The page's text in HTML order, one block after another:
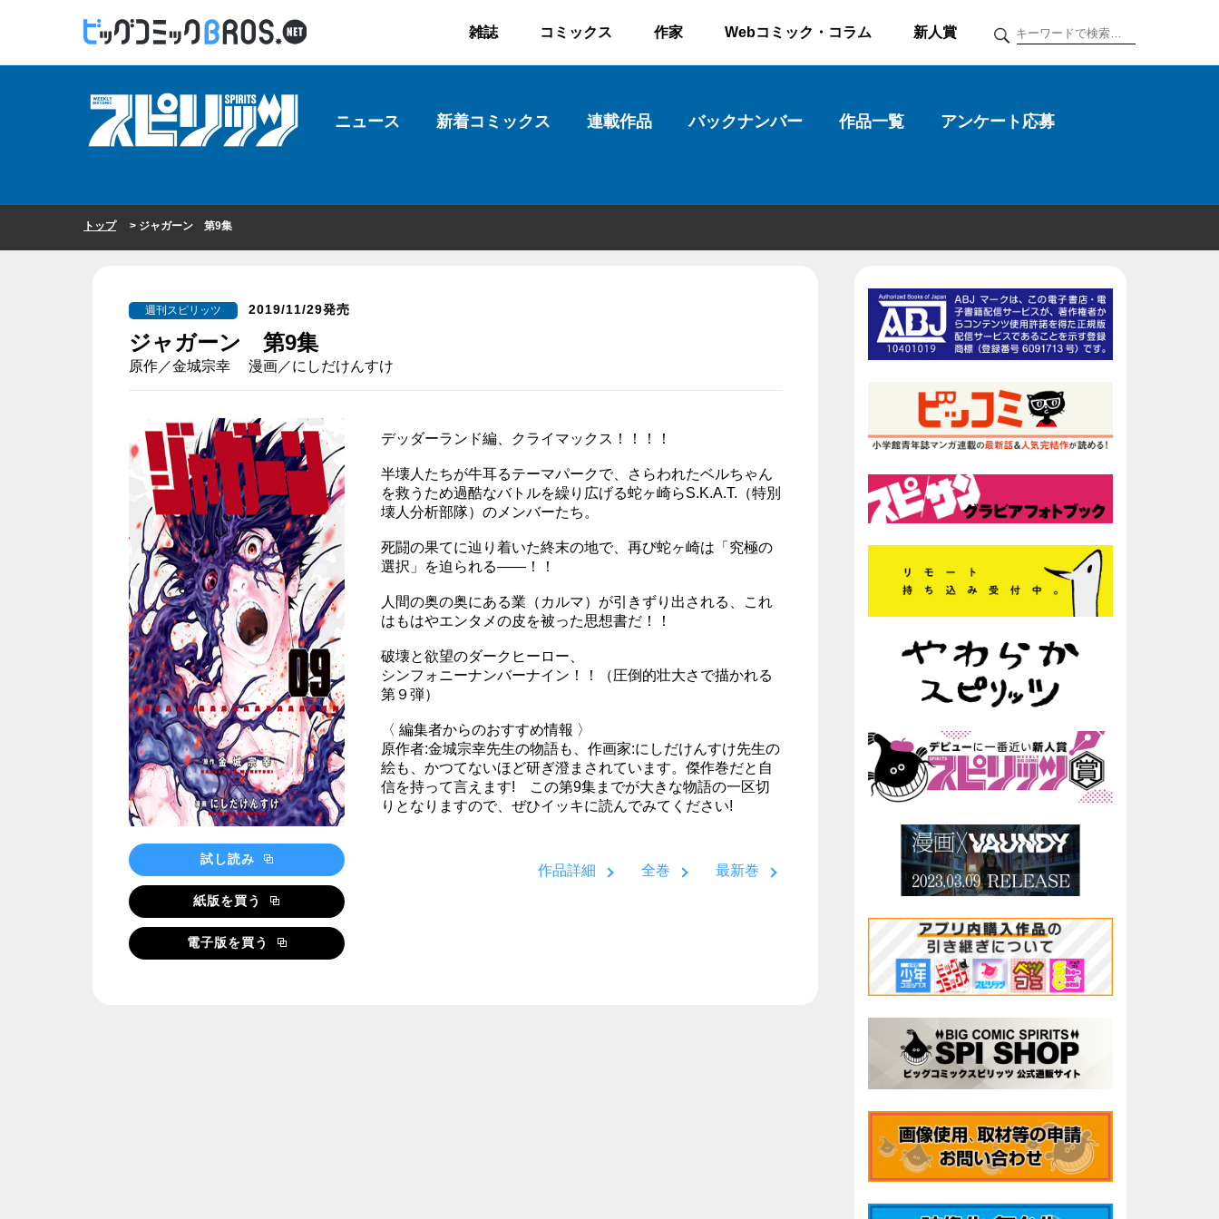
雑誌 コミックス 作家 Webコミック・コラム 新人賞
ニュース 新着コミックス 連載作品 バックナンバー 作品一覧 アンケート応募
トップ> ジャガーン 第9集
週刊スピリッツ 2019/11/29発売
ジャガーン 第9集
原作／金城宗幸 漫画／にしだけんすけ
試し読み
紙版を買う
電子版を買う
デッダーランド編、クライマックス！！！！
半壊人たちが牛耳るテーマパークで、さらわれたベルちゃん
を救うため過酷なバトルを繰り広げる蛇ヶ崎らS.K.A.T.（特別
壊人分析部隊）のメンバーたち。
死闘の果てに辿り着いた終末の地で、再び蛇ヶ崎は「究極の
選択」を迫られる――！！
人間の奥の奥にある業（カルマ）が引きずり出される、これ
はもはやエンタメの皮を被った思想書だ！！
破壊と欲望のダークヒーロー、
シンフォニーナンバーナイン！！（圧倒的壮大さで描かれる
第９弾）
〈 編集者からのおすすめ情報 〉
原作者:金城宗幸先生の物語も、作画家:にしだけんすけ先生の
絵も、かつてないほど研ぎ澄まされています。傑作巻だと自
信を持って言えます! この第9集までが大きな物語の一区切
りとなりますので、ぜひイッキに読んでみてください!
作品詳細 全巻 最新巻